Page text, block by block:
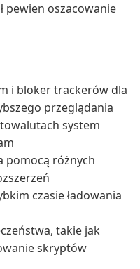
pewien oszacowanie
i bloker trackerów dla
przeglądania
system
pomocą różnych
czasie ładowania
takie jak
skryptów